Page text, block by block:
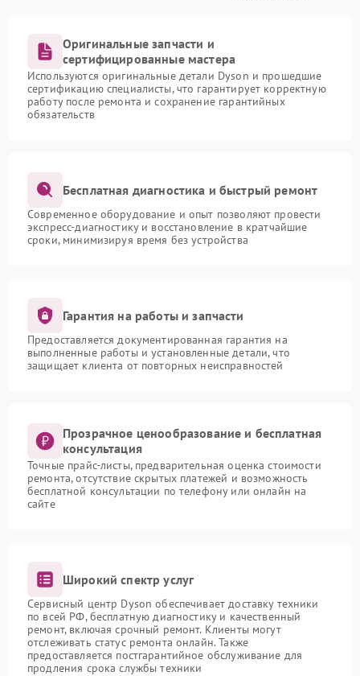
Оригинальные запчасти и
сертифицированные мастера
Используются оригинальные детали Dyson и прошедшие
сертификацию специалисты, что гарантирует корректную
работу после ремонта и сохранение гарантийных
обязательств
Бесплатная диагностика и быстрый ремонт
Современное оборудование и опыт позволяют провести
экспресс-диагностику и восстановление в кратчайшие
сроки, минимизируя время без устройства
Гарантия на работы и запчасти
Предоставляется документированная гарантия на
выполненные работы и установленные детали, что
защищает клиента от повторных неисправностей
Прозрачное ценообразование и бесплатная
консультация
Точные прайс-листы, предварительная оценка стоимости
ремонта, отсутствие скрытых платежей и возможность
бесплатной консультации по телефону или онлайн на
сайте
Широкий спектр услуг
Сервисный центр Dyson обеспечивает доставку техники
по всей РФ, бесплатную диагностику и качественный
ремонт, включая срочный ремонт. Клиенты могут
отслеживать статус ремонта онлайн. Также
предоставляется постгарантийное обслуживание для
продления срока службы техники